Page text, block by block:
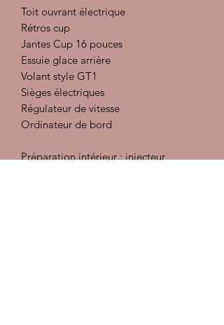
Toit ouvrant électrique
Rétros cup
Jantes Cup 16 pouces
Essuie glace arrière
Volant style GT1
Sièges électriques
Régulateur de vitesse
Ordinateur de bord
Préparation intérieur : injecteur